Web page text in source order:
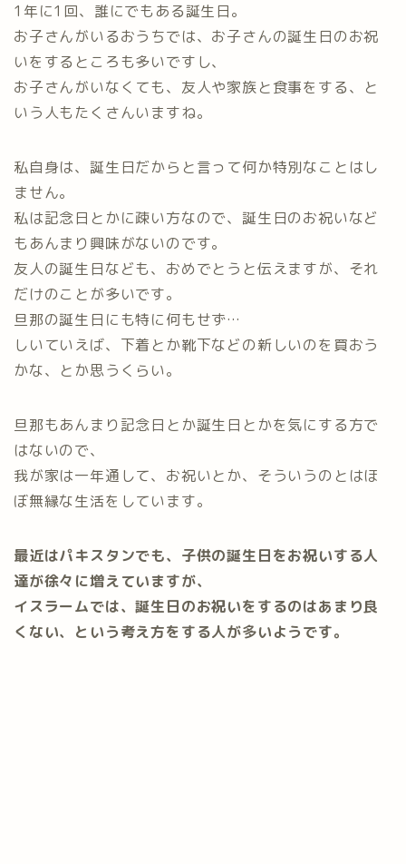
1年に1回、誰にでもある誕生日。
お子さんがいるおうちでは、お子さんの誕生日のお祝
いをするところも多いですし、
お子さんがいなくても、友人や家族と食事をする、と
いう人もたくさんいますね。
私自身は、誕生日だからと言って何か特別なことはし
ません。
私は記念日とかに疎い方なので、誕生日のお祝いなど
もあんまり興味がないのです。
友人の誕生日なども、おめでとうと伝えますが、それ
だけのことが多いです。
旦那の誕生日にも特に何もせず…
しいていえば、下着とか靴下などの新しいのを買おう
かな、とか思うくらい。
旦那もあんまり記念日とか誕生日とかを気にする方で
はないので、
我が家は一年通して、お祝いとか、そういうのとはほ
ぼ無縁な生活をしています。
最近はパキスタンでも、子供の誕生日をお祝いする人
達が徐々に増えていますが、
イスラームでは、誕生日のお祝いをするのはあまり良
くない、という考え方をする人が多いようです。